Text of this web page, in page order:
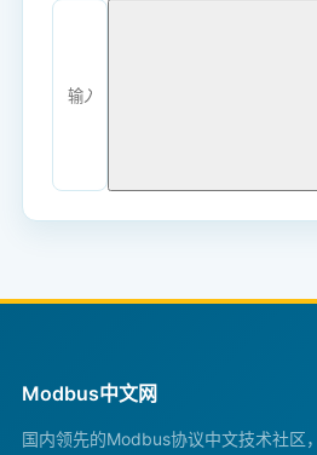
Modbus中文网
国内领先的Modbus协议中文技术社区